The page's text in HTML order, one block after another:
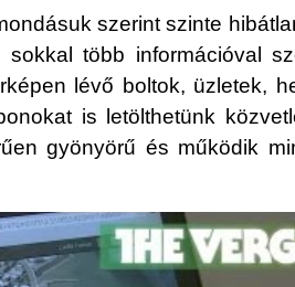
szerint szinte
több információval
lévő boltok, üzletek,
is letölthetünk
gyönyörű és működik